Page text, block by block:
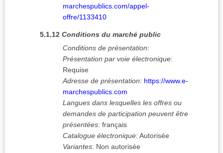
marchespublics.com/appel-
offre/1133410
5.1.12 Conditions du marché public
Conditions de présentation:
Présentation par voie électronique:
Requise
Adresse de présentation: https://www.e-
marchespublics.com
Langues dans lesquelles les offres ou
demandes de participation peuvent être
présentées: français
Catalogue électronique: Autorisée
Variantes: Non autorisée